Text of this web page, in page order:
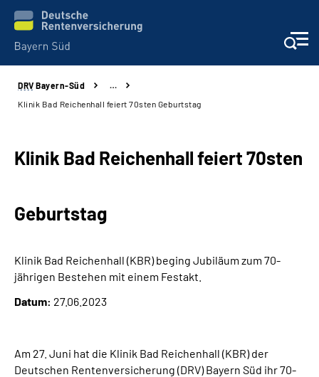
Beratung und Kontakt
Rehaverbund
Suche
DRV Bayern-Süd
…
Klinik Bad Reichenhall feiert 70sten Geburtstag
Klinik Bad Reichenhall feiert 70sten
Geburtstag
Klinik Bad Reichenhall (KBR) beging Jubiläum zum 70-
jährigen Bestehen mit einem Festakt.
Datum: 27.06.2023
Am 27. Juni hat die Klinik Bad Reichenhall (KBR) der
Deutschen Rentenversicherung (DRV) Bayern Süd ihr 70-